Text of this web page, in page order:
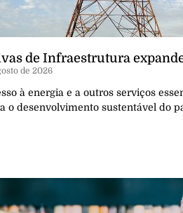
de Infraestrutura
de 2026
à energia e a outros serviços
o desenvolvimento sustentável do